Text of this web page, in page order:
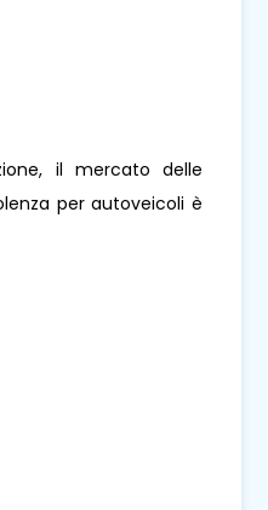
il mercato delle
per autoveicoli è